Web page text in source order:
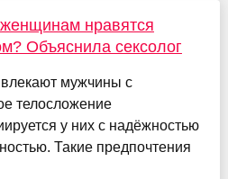
нравятся
Объяснила сексолог
мужчины с
телосложение
у них с надёжностью
Такие предпочтения